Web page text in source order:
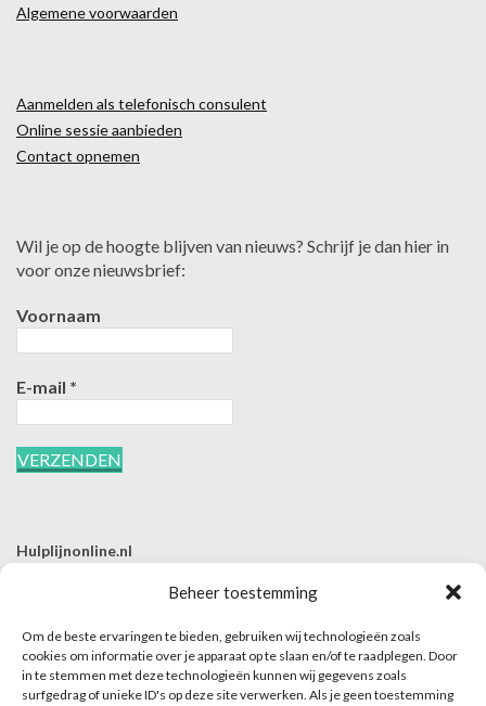
Beheer toestemming
Om de beste ervaringen te bieden, gebruiken wij technologieën zoals
cookies om informatie over je apparaat op te slaan en/of te raadplegen. Door
in te stemmen met deze technologieën kunnen wij gegevens zoals
surfgedrag of unieke ID's op deze site verwerken. Als je geen toestemming
Algemene voorwaarden
Aanmelden als telefonisch consulent
Online sessie aanbieden
Contact opnemen
Wil je op de hoogte blijven van nieuws? Schrijf je dan hier in
voor onze nieuwsbrief:
Voornaam
E-mail *
Hulplijnonline.nl
E | info@hulplijnonline.nl
Contactformulier
Over Hulplijnonline.nl